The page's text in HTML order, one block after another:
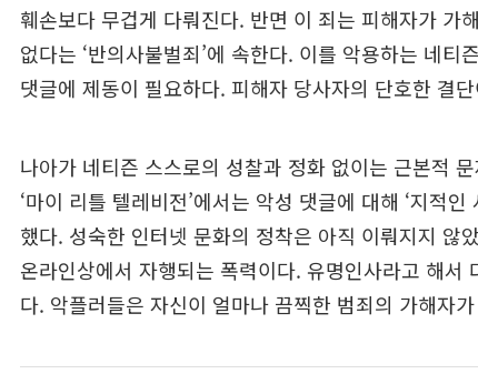
훼손보다 무겁게 다뤄진다. 반면 이 죄는 피해자가 가
없다는 ‘반의사불벌죄’에 속한다. 이를 악용하는 네티
댓글에 제동이 필요하다. 피해자 당사자의 단호한 결
나아가 네티즌 스스로의 성찰과 정화 없이는 근본적
‘마이 리틀 텔레비전’에서는 악성 댓글에 대해 ‘지적
했다. 성숙한 인터넷 문화의 정착은 아직 이뤄지지 않
온라인상에서 자행되는 폭력이다. 유명인사라고 해서
다. 악플러들은 자신이 얼마나 끔찍한 범죄의 가해자